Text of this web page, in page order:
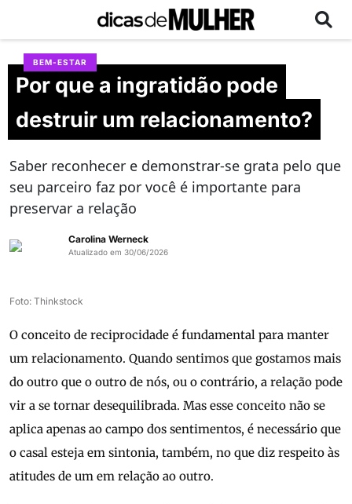
BEM-ESTAR
Por que a ingratidão pode
destruir um relacionamento?
Saber reconhecer e demonstrar-se grata pelo que
seu parceiro faz por você é importante para
preservar a relação
Carolina Werneck
Atualizado em 30/06/2026
Foto: Thinkstock
O conceito de reciprocidade é fundamental para manter
um relacionamento. Quando sentimos que gostamos mais
do outro que o outro de nós, ou o contrário, a relação pode
vir a se tornar desequilibrada. Mas esse conceito não se
aplica apenas ao campo dos sentimentos, é necessário que
o casal esteja em sintonia, também, no que diz respeito às
atitudes de um em relação ao outro.